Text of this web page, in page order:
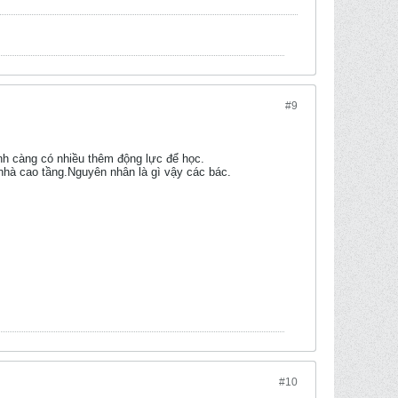
#9
càng có nhiều thêm động lực để học.
cao tầng.Nguyên nhân là gì vậy các bác.
#10